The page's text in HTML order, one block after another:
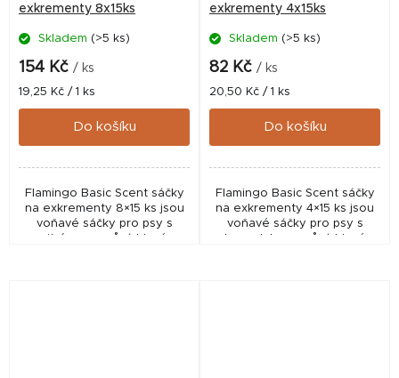
exkrementy 8x15ks
Skladem (>5 ks)
154 Kč / ks
Měrná
cena:
19,25 Kč / 1 ks
Do košíku
Flamingo Basic Scent sáčky
na exkrementy 8×15 ks jsou
voňavé sáčky pro psy s
exkrementy 4x15ks
Skladem (>5 ks)
82 Kč / ks
Měrná
cena:
20,50 Kč / 1 ks
Do košíku
Flamingo Basic Scent sáčky
na exkrementy 4×15 ks jsou
voňavé sáčky pro psy s